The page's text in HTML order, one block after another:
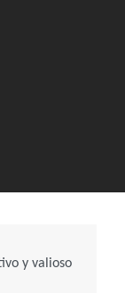
y valioso